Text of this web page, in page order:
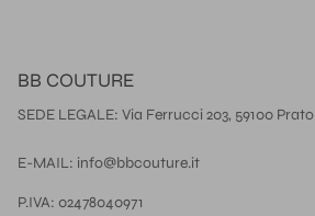
BB COUTURE
SEDE LEGALE: Via Ferrucci 203, 59100 Prato
E-MAIL: info@bbcouture.it
P.IVA: 02478040971